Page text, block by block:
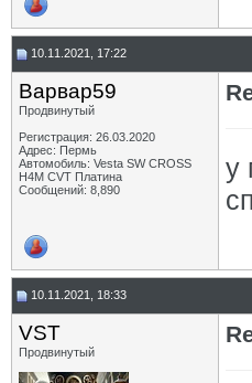
10.11.2021, 17:22
Варвар59
Продвинутый
Регистрация: 26.03.2020
Адрес: Пермь
Автомобиль: Vesta SW CROSS
H4M CVT Платина
Сообщений: 8,890
у
10.11.2021, 18:33
VST
Продвинутый